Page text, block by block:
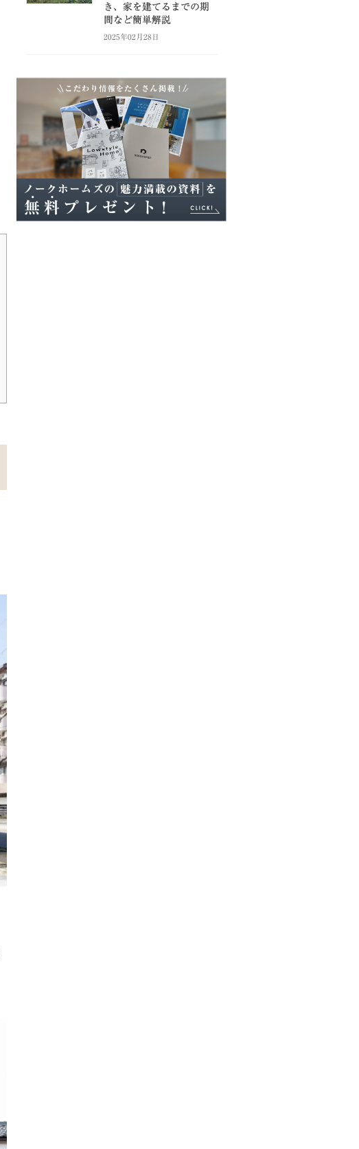
き、家を建てるまでの期
間など簡単解説
2025年02月28日